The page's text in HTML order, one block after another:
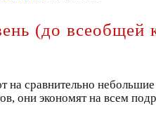
(до всеобщей
сравнительно
они экономят на всем